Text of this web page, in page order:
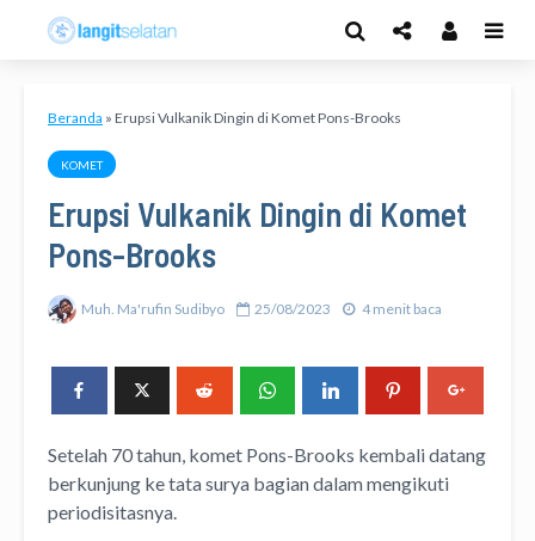
Beranda » Erupsi Vulkanik Dingin di Komet Pons-Brooks
KOMET
Erupsi Vulkanik Dingin di Komet
Pons-Brooks
Muh. Ma'rufin Sudibyo 25/08/2023 4 menit baca
Setelah 70 tahun, komet Pons-Brooks kembali datang
berkunjung ke tata surya bagian dalam mengikuti
periodisitasnya.